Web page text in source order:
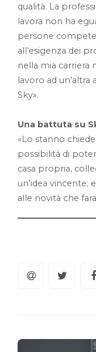
qualità. La
lavora non ha
persone
all’esigenza dei
nella mia carriera
lavoro ad
Sky».
Una battuta su
«Lo stanno
possibilità di
casa propria,
un’idea vincente;
alle novità che